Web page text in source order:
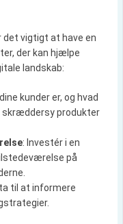
vigtigt at have en
der kan hjælpe
landskab:
kunder er, og hvad
skræddersy produkter
: Investér i en
på
til at informere